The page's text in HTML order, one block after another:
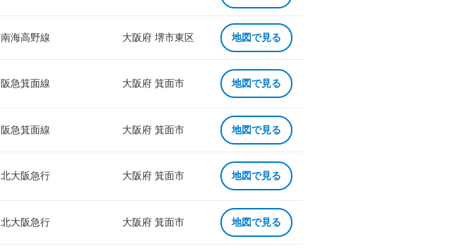
南海高野線 大阪府 堺市東区 地図で見る
阪急箕面線 大阪府 箕面市 地図で見る
阪急箕面線 大阪府 箕面市 地図で見る
北大阪急行 大阪府 箕面市 地図で見る
北大阪急行 大阪府 箕面市 地図で見る